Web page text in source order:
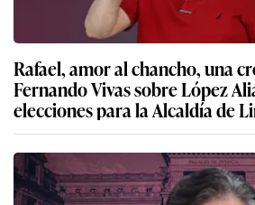
Rafael, amor al chancho, una
Fernando Vivas sobre López
elecciones para la Alcaldía de